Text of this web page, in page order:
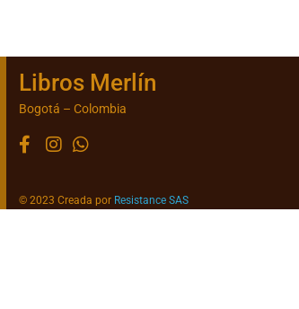
Libros Merlín
Bogotá – Colombia
© 2023 Creada por Resistance SAS